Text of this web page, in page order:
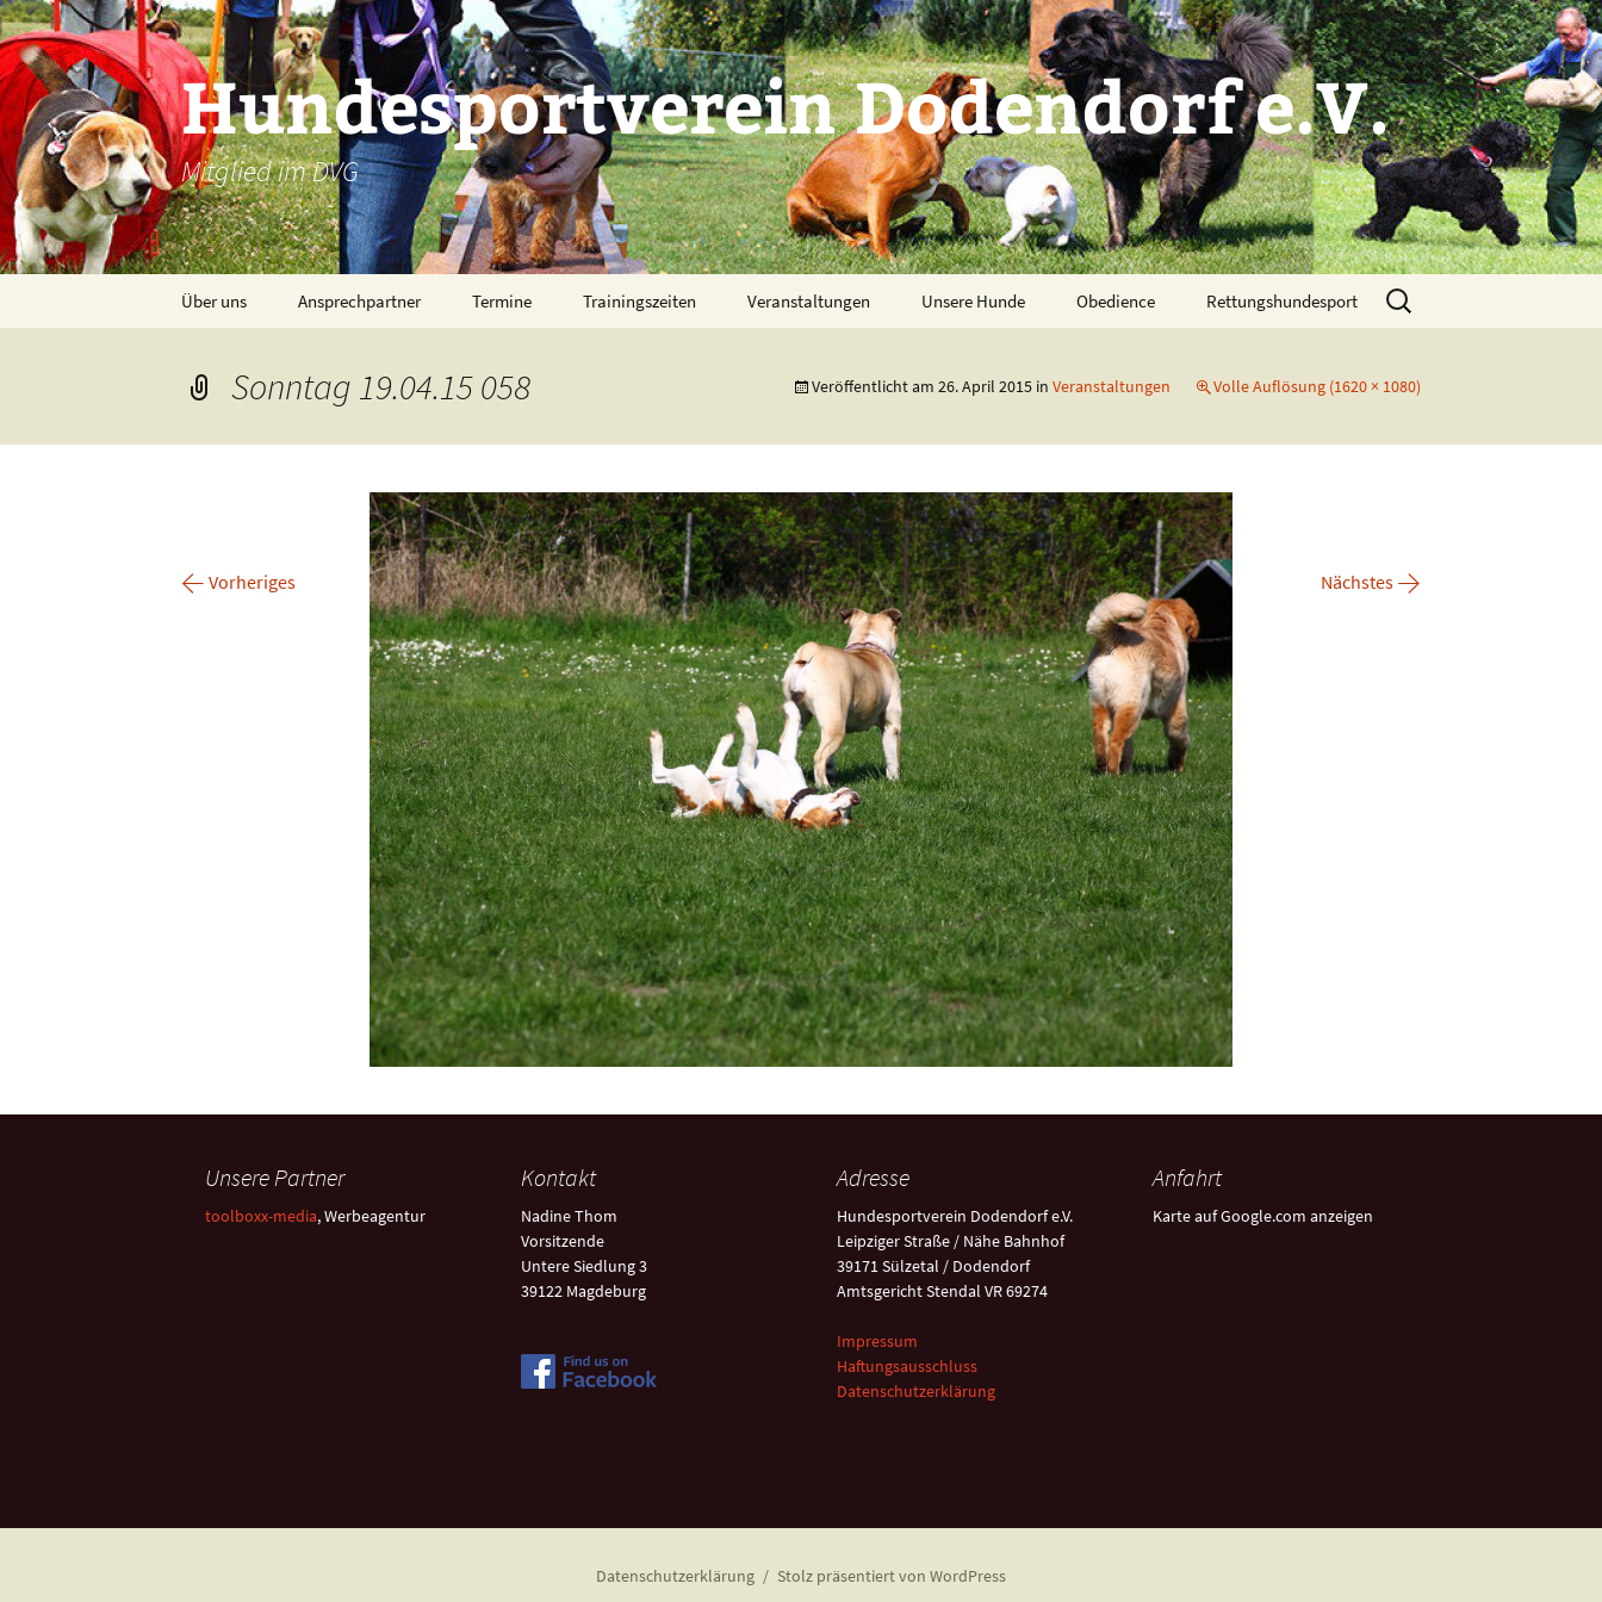
Zum
Inhalt
springen
Hundesportverein Dodendorf e.V.
Mitglied im DVG
Über uns Ansprechpartner Termine Trainingszeiten Veranstaltungen Unsere Hunde Obedience Rettungshundesport
Suchen
nach:
Sonntag 19.04.15 058 Veröffentlicht am 26. April 2015 in Veranstaltungen Volle Auflösung (1620 × 1080)
← Vorheriges Nächstes →
Unsere Partner
toolboxx-media, Werbeagentur
Kontakt
Nadine Thom
Vorsitzende
Untere Siedlung 3
39122 Magdeburg
Adresse
Hundesportverein Dodendorf e.V.
Leipziger Straße / Nähe Bahnhof
39171 Sülzetal / Dodendorf
Amtsgericht Stendal VR 69274
Impressum
Haftungsausschluss
Datenschutzerklärung
Anfahrt
Karte auf Google.com anzeigen
Datenschutzerklärung Stolz präsentiert von WordPress